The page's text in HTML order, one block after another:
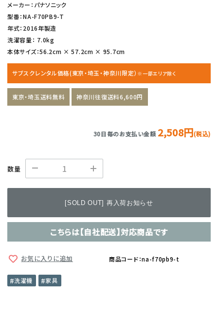
メーカー：パナソニック
型番：NA-F70PB9-T
年式：2016年製造
洗濯容量： 7.0kg
本体サイズ：56.2cm × 57.2cm × 95.7cm
サブスクレンタル価格(東京・埼玉・神奈川限定） ※一部エリア除く
東京・埼玉送料無料 神奈川往復送料6,600円
30日毎のお支払い金額 2,508円(税込)
数量
[SOLD OUT] 再入荷お知らせ
こちらは【自社配送】対応商品です
お気に入りに追加 商品コード：na-f70pb9-t
洗濯機 家具